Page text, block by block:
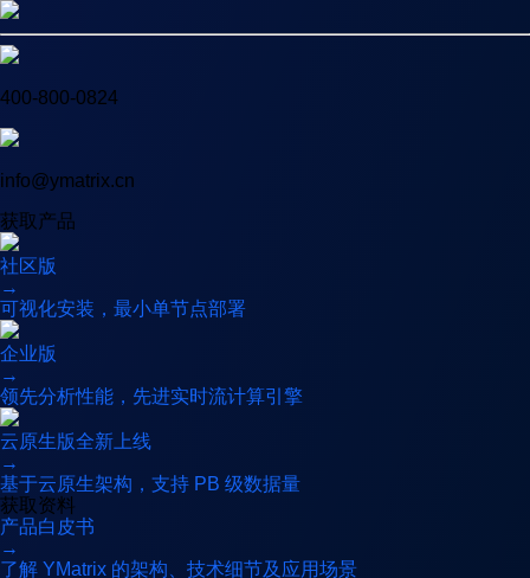
400-800-0824
info@ymatrix.cn
获取产品
社区版
→
可视化安装，最小单节点部署
企业版
→
领先分析性能，先进实时流计算引擎
云原生版全新上线
→
基于云原生架构，支持 PB 级数据量
获取资料
产品白皮书
→
了解 YMatrix 的架构、技术细节及应用场景